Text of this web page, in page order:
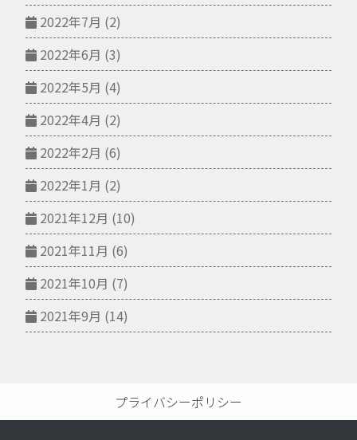
2022年7月 (2)
2022年6月 (3)
2022年5月 (4)
2022年4月 (2)
2022年2月 (6)
2022年1月 (2)
2021年12月 (10)
2021年11月 (6)
2021年10月 (7)
2021年9月 (14)
プライバシーポリシー